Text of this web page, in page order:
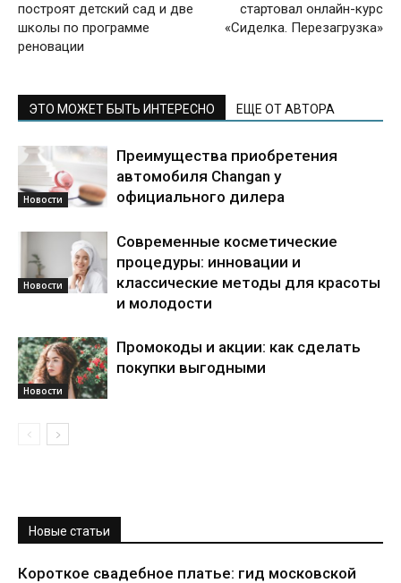
построят детский сад и две
школы по программе
реновации
стартовал онлайн-курс
«Сиделка. Перезагрузка»
ЭТО МОЖЕТ БЫТЬ ИНТЕРЕСНО ЕЩЕ ОТ АВТОРА
Новости
Преимущества приобретения
автомобиля Changan у
официального дилера
Новости
Современные косметические
процедуры: инновации и
классические методы для красоты
и молодости
Новости
Промокоды и акции: как сделать
покупки выгодными
Новые статьи
Короткое свадебное платье: гид московской